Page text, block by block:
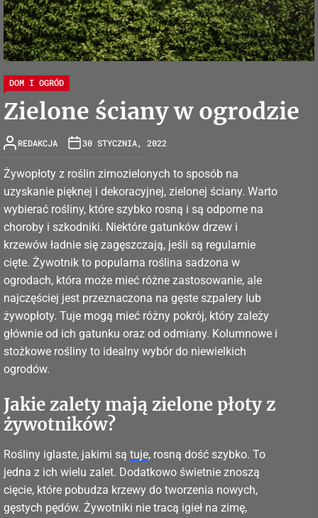
DOM I OGRÓD
Zielone ściany w ogrodzie
REDAKCJA 30 STYCZNIA, 2022
Żywopłoty z roślin zimozielonych to sposób na
uzyskanie pięknej i dekoracyjnej, zielonej ściany. Warto
wybierać rośliny, które szybko rosną i są odporne na
choroby i szkodniki. Niektóre gatunków drzew i
krzewów ładnie się zagęszczają, jeśli są regularnie
cięte. Żywotnik to popularna roślina sadzona w
ogrodach, która może mieć różne zastosowanie, ale
najczęściej jest przeznaczona na gęste szpalery lub
żywopłoty. Tuje mogą mieć różny pokrój, który zależy
głównie od ich gatunku oraz od odmiany. Kolumnowe i
stożkowe rośliny to idealny wybór do niewielkich
ogrodów.
Jakie zalety mają zielone płoty z
żywotników?
Rośliny iglaste, jakimi są tuje, rosną dość szybko. To
jedna z ich wielu zalet. Dodatkowo świetnie znoszą
cięcie, które pobudza krzewy do tworzenia nowych,
gęstych pędów. Żywotniki nie tracą igieł na zimę,